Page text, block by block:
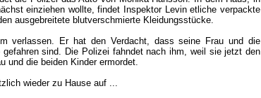
einziehen wollte, findet Inspektor Levin etliche verpackte
ausgebreitete blutverschmierte Kleidungsstücke.
verlassen. Er hat den Verdacht, dass seine Frau und die
sind. Die Polizei fahndet nach ihm, weil sie jetzt den
und die beiden Kinder ermordet.
wieder zu Hause auf ...